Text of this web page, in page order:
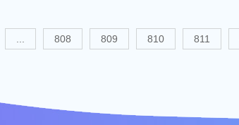
808 809 810 811